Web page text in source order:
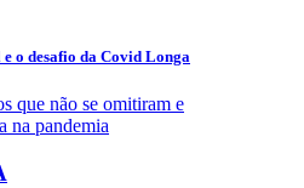
o desafio da Covid Longa